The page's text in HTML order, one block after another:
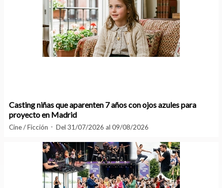
Casting niñas que aparenten 7 años con ojos azules para
proyecto en Madrid
Cine / Ficción Del 31/07/2026 al 09/08/2026